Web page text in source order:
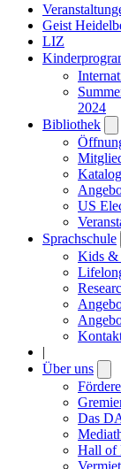
Geist
LIZ
2024
Bibliothek
US
Sprachschule
Kids &
|
Über uns
Das
Hall of